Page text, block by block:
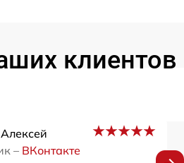
клиентов
– ВКонтакте